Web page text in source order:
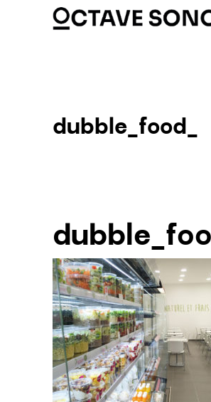
dubble_food_